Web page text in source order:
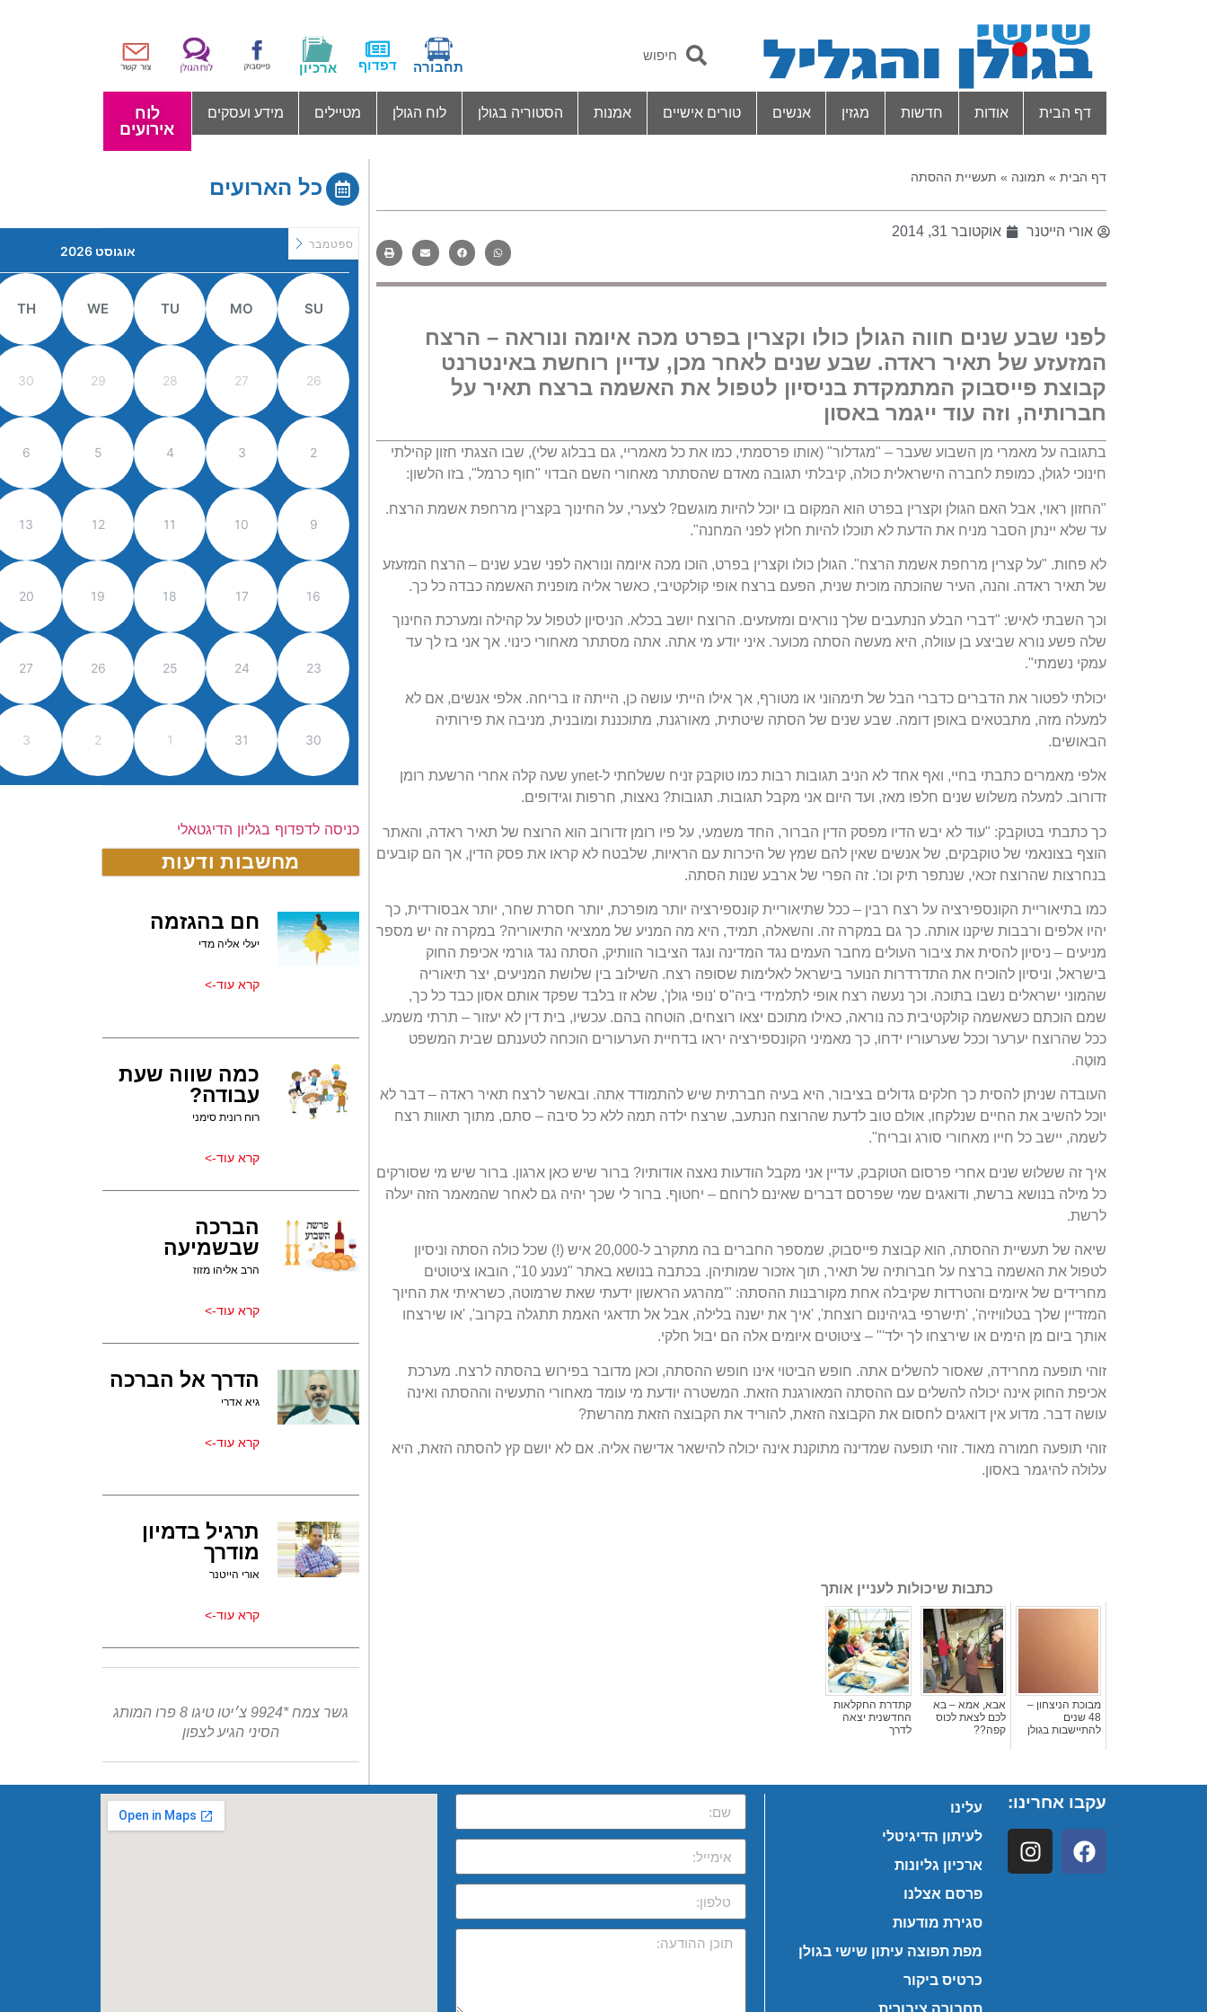
תחבורה דפדוף ארכיון
דף הבית אודות חדשות מגזין אנשים טורים אישיים אמנות הסטוריה בגולן לוח הגולן מטיילים מידע ועסקים
לוח
אירועים
דף הבית » תמונה » תעשיית ההסתה
אורי הייטנר אוקטובר 31, 2014
לפני שבע שנים חווה הגולן כולו וקצרין בפרט מכה איומה ונוראה – הרצח
המזעזע של תאיר ראדה. שבע שנים לאחר מכן, עדיין רוחשת באינטרנט
קבוצת פייסבוק המתמקדת בניסיון לטפול את האשמה ברצח תאיר על
חברותיה, וזה עוד ייגמר באסון
בתגובה על מאמרי מן השבוע שעבר – "מגדלור" (אותו פרסמתי, כמו את כל מאמריי, גם בבלוג שלי), שבו הצגתי חזון קהילתי
חינוכי לגולן, כמופת לחברה הישראלית כולה, קיבלתי תגובה מאדם שהסתתר מאחורי השם הבדוי "חוף כרמל", בזו הלשון:
"החזון ראוי, אבל האם הגולן וקצרין בפרט הוא המקום בו יוכל להיות מוגשם? לצערי, על החינוך בקצרין מרחפת אשמת הרצח.
עד שלא יינתן הסבר מניח את הדעת לא תוכלו להיות חלוץ לפני המחנה".
לא פחות. "על קצרין מרחפת אשמת הרצח". הגולן כולו וקצרין בפרט, הוכו מכה איומה ונוראה לפני שבע שנים – הרצח המזעזע
של תאיר ראדה. והנה, העיר שהוכתה מוכית שנית, הפעם ברצח אופי קולקטיבי, כאשר אליה מופנית האשמה כבדה כל כך.
וכך השבתי לאיש: "דברי הבלע הנתעבים שלך נוראים ומזעזעים. הרוצח יושב בכלא. הניסיון לטפול על קהילה ומערכת החינוך
שלה פשע נורא שביצע בן עוולה, היא מעשה הסתה מכוער. איני יודע מי אתה. אתה מסתתר מאחורי כינוי. אך אני בז לך עד
עמקי נשמתי".
יכולתי לפטור את הדברים כדברי הבל של תימהוני או מטורף, אך אילו הייתי עושה כן, הייתה זו בריחה. אלפי אנשים, אם לא
למעלה מזה, מתבטאים באופן דומה. שבע שנים של הסתה שיטתית, מאורגנת, מתוכננת ומובנית, מניבה את פירותיה
הבאושים.
אלפי מאמרים כתבתי בחיי, ואף אחד לא הניב תגובות רבות כמו טוקבק זניח ששלחתי ל-ynet שעה קלה אחרי הרשעת רומן
זדורוב. למעלה משלוש שנים חלפו מאז, ועד היום אני מקבל תגובות. תגובות? נאצות, חרפות וגידופים.
כך כתבתי בטוקבק: "עוד לא יבש הדיו מפסק הדין הברור, החד משמעי, על פיו רומן זדורוב הוא הרוצח של תאיר ראדה, והאתר
הוצף בצונאמי של טוקבקים, של אנשים שאין להם שמץ של היכרות עם הראיות, שלבטח לא קראו את פסק הדין, אך הם קובעים
בנחרצות שהרוצח זכאי, שנתפר תיק וכו'. זה הפרי של ארבע שנות הסתה.
כמו בתיאוריית הקונספירציה על רצח רבין – ככל שתיאוריית קונספירציה יותר מופרכת, יותר חסרת שחר, יותר אבסורדית, כך
יהיו אלפים ורבבות שיקנו אותה. כך גם במקרה זה. והשאלה, תמיד, היא מה המניע של ממציאי התיאוריה? במקרה זה יש מספר
מניעים – ניסיון להסית את ציבור העולים מחבר העמים נגד המדינה ונגד הציבור הוותיק, הסתה נגד גורמי אכיפת החוק
בישראל, וניסיון להוכיח את התדרדרות הנוער בישראל לאלימות שסופה רצח. השילוב בין שלושת המניעים, יצר תיאוריה
שהמוני ישראלים נשבו בתוכה. וכך נעשה רצח אופי לתלמידי ביה"ס 'נופי גולן', שלא זו בלבד שפקד אותם אסון כבד כל כך,
שמם הוכתם כשאשמה קולקטיבית כה נוראה, כאילו מתוכם יצאו רוצחים, הוטחה בהם. עכשיו, בית דין לא יעזור – תרתי משמע.
ככל שהרוצח יערער וככל שערעוריו ידחו, כך מאמיני הקונספירציה יראו בדחיית הערעורים הוכחה לטענתם שבית המשפט
מוּטֶה.
העובדה שניתן להסית כך חלקים גדולים בציבור, היא בעיה חברתית שיש להתמודד אִתה. ובאשר לרצח תאיר ראדה – דבר לא
יוכל להשיב את החיים שנלקחו, אולם טוב לדעת שהרוצח הנתעב, שרצח ילדה תמה ללא כל סיבה – סתם, מתוך תאוות רצח
לשמה, יישב כל חייו מאחורי סורג ובריח".
איך זה ששלוש שנים אחרי פרסום הטוקבק, עדיין אני מקבל הודעות נאצה אודותיו? ברור שיש כאן ארגון. ברור שיש מי שסורקים
כל מילה בנושא ברשת, ודואגים שמי שפרסם דברים שאינם לרוחם – יחטוף. ברור לי שכך יהיה גם לאחר שהמאמר הזה יעלה
לרשת.
שיאה של תעשיית ההסתה, הוא קבוצת פייסבוק, שמספר החברים בה מתקרב ל-20,000 איש (!) שכל כולה הסתה וניסיון
לטפול את האשמה ברצח על חברותיה של תאיר, תוך אזכור שמותיהן. בכתבה בנושא באתר "נענע 10", הובאו ציטוטים
מחרידים של איומים והטרדות שקיבלה אחת מקורבנות ההסתה: "'מהרגע הראשון ידעתי שאת שרמוטה, כשראיתי את החיוך
המזדיין שלך בטלוויזיה', 'תישרפי בגיהינום רוצחת', 'איך את ישנה בלילה, אבל אל תדאגי האמת תתגלה בקרוב', 'או שירצחו
אותך ביום מן הימים או שירצחו לך ילד'" – ציטוטים איומים אלה הם יבול חלקי.
זוהי תופעה מחרידה, שאסור להשלים אתה. חופש הביטוי אינו חופש ההסתה, וכאן מדובר בפירוש בהסתה לרצח. מערכת
אכיפת החוק אינה יכולה להשלים עם ההסתה המאורגנת הזאת. המשטרה יודעת מי עומד מאחורי התעשיה וההסתה ואינה
עושה דבר. מדוע אין דואגים לחסום את הקבוצה הזאת, להוריד את הקבוצה הזאת מהרשת?
זוהי תופעה חמורה מאוד. זוהי תופעה שמדינה מתוקנת אינה יכולה להישאר אדישה אליה. אם לא יושם קץ להסתה הזאת, היא
עלולה להיגמר באסון.
כתבות שיכולות לעניין אותך
מבוכת הניצחון –
48 שנים
להתיישבות בגולן
אבא, אמא – בא
לכם לצאת לכוס
קפה??
קתדרת החקלאות
החדשנית יצאה
לדרך
כל הארועים
אוגוסט 2026 ספטמבר
SU
MO
TU
WE
TH
26
27
28
29
30
2
3
4
5
6
9
10
11
12
13
16
17
18
19
20
23
24
25
26
27
30
31
1
2
3
כניסה לדפדוף בגליון הדיגטאלי
מחשבות ודעות
חם בהגזמה
יעלי אליה מדי
קרא עוד->
כמה שווה שעת
עבודה?
רוח רונית סימני
קרא עוד->
הברכה
שבשמיעה
הרב אליהו מזוז
קרא עוד->
הדרך אל הברכה
גיא אדרי
קרא עוד->
תרגיל בדמיון
מודרך
אורי הייטנר
קרא עוד->
גשר צמח *9924 צ׳יטו טיגו 8 פרו המותג
הסיני הגיע לצפון
עקבו אחרינו:
עלינו
לעיתון הדיגיטלי
ארכיון גליונות
פרסם אצלנו
סגירת מודעות
מפת תפוצה עיתון שישי בגולן
כרטיס ביקור